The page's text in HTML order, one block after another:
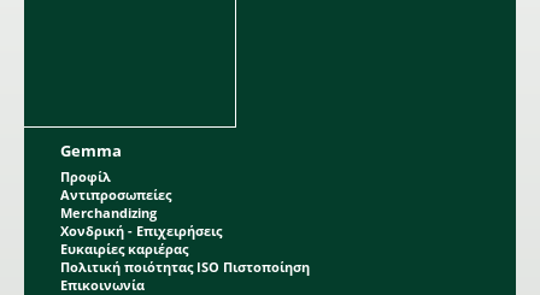
Gemma
Προφίλ
Αντιπροσωπείες
Merchandizing
Χονδρική - Επιχειρήσεις
Ευκαιρίες καριέρας
Πολιτική ποιότητας ISO Πιστοποίηση
Επικοινωνία